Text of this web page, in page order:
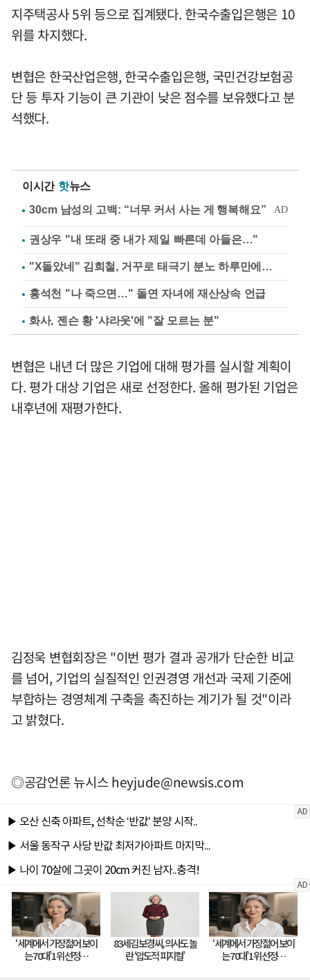
지주택공사 5위 등으로 집계됐다. 한국수출입은행은 10
위를 차지했다.
변협은 한국산업은행, 한국수출입은행, 국민건강보험공
단 등 투자 기능이 큰 기관이 낮은 점수를 보유했다고 분
석했다.
이시간 핫뉴스
권상우 "내 또래 중 내가 제일 빠른데 아들은…"
"X돌았네" 김희철, 거꾸로 태극기 분노 하루만에…
홍석천 "나 죽으면…" 돌연 자녀에 재산상속 언급
화사, 젠슨 황 '샤라웃'에 "잘 모르는 분"
변협은 내년 더 많은 기업에 대해 평가를 실시할 계획이
다. 평가 대상 기업은 새로 선정한다. 올해 평가된 기업은
내후년에 재평가한다.
김정욱 변협회장은 "이번 평가 결과 공개가 단순한 비교
를 넘어, 기업의 실질적인 인권경영 개선과 국제 기준에
부합하는 경영체계 구축을 촉진하는 계기가 될 것"이라
고 밝혔다.
◎공감언론 뉴시스heyjude@newsis.com